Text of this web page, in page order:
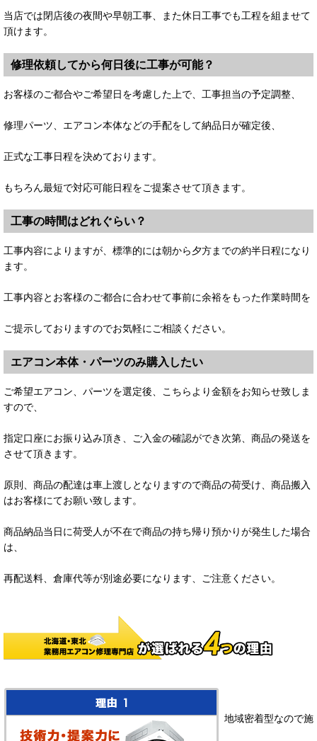
当店では閉店後の夜間や早朝工事、また休日工事でも工程を組ませて
頂けます。
修理依頼してから何日後に工事が可能？
お客様のご都合やご希望日を考慮した上で、工事担当の予定調整、
修理パーツ、エアコン本体などの手配をして納品日が確定後、
正式な工事日程を決めております。
もちろん最短で対応可能日程をご提案させて頂きます。
工事の時間はどれぐらい？
工事内容によりますが、標準的には朝から夕方までの約半日程になり
ます。
工事内容とお客様のご都合に合わせて事前に余裕をもった作業時間を
ご提示しておりますのでお気軽にご相談ください。
エアコン本体・パーツのみ購入したい
ご希望エアコン、パーツを選定後、こちらより金額をお知らせ致しま
すので、
指定口座にお振り込み頂き、ご入金の確認ができ次第、商品の発送を
させて頂きます。
原則、商品の配達は車上渡しとなりますので商品の荷受け、商品搬入
はお客様にてお願い致します。
商品納品当日に荷受人が不在で商品の持ち帰り預かりが発生した場合
は、
再配送料、倉庫代等が別途必要になります、ご注意ください。
地域密着型なので